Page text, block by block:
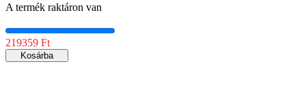
A termék raktáron van
219359 Ft
Kosárba